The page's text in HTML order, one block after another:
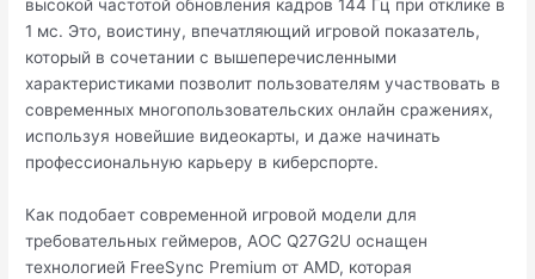
высокой частотой обновления кадров 144 Гц при отклике в
1 мс. Это, воистину, впечатляющий игровой показатель,
который в сочетании с вышеперечисленными
характеристиками позволит пользователям участвовать в
современных многопользовательских онлайн сражениях,
используя новейшие видеокарты, и даже начинать
профессиональную карьеру в киберспорте.
Как подобает современной игровой модели для
требовательных геймеров, AOC Q27G2U оснащен
технологией FreeSync Premium от AMD, которая